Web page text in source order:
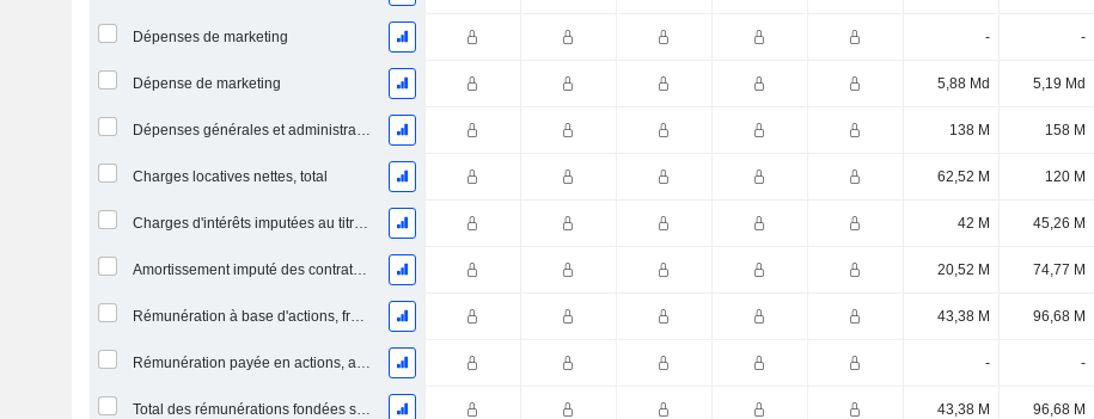
Dépenses de marketing - -
Dépense de marketing 5,88 Md 5,19 Md
Dépenses générales et administratives 138 M 158 M
Charges locatives nettes, total 62,52 M 120 M
Charges d'intérêts imputées au titre des contrats de location 42 M 45,26 M
Amortissement imputé des contrats de location simple 20,52 M 74,77 M
Rémunération à base d'actions, frais de vente et d'administration (total) 43,38 M 96,68 M
Rémunération payée en actions, autres (total) - -
Total des rémunérations fondées sur des actions 43,38 M 96,68 M